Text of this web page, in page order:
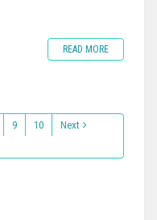
READ MORE
9 10
Next